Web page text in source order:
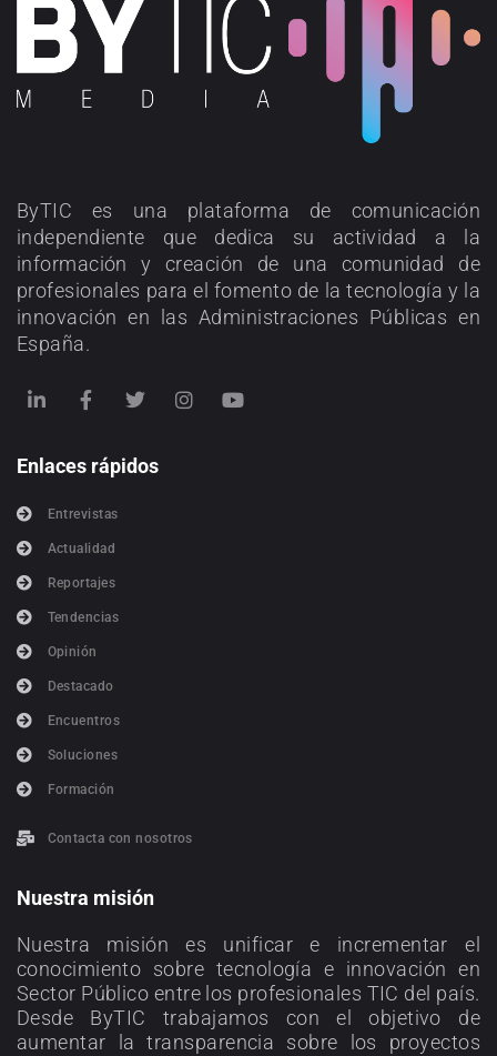
ByTIC es una plataforma de comunicación
independiente que dedica su actividad a la
información y creación de una comunidad de
profesionales para el fomento de la tecnología y la
innovación en las Administraciones Públicas en
España.
Enlaces rápidos
Entrevistas
Actualidad
Reportajes
Tendencias
Opinión
Destacado
Encuentros
Soluciones
Formación
Contacta con nosotros
Nuestra misión
Nuestra misión es unificar e incrementar el
conocimiento sobre tecnología e innovación en
Sector Público entre los profesionales TIC del país.
Desde ByTIC trabajamos con el objetivo de
aumentar la transparencia sobre los proyectos